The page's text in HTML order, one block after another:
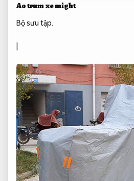
Ao trum xe might
Bộ sưu tập.